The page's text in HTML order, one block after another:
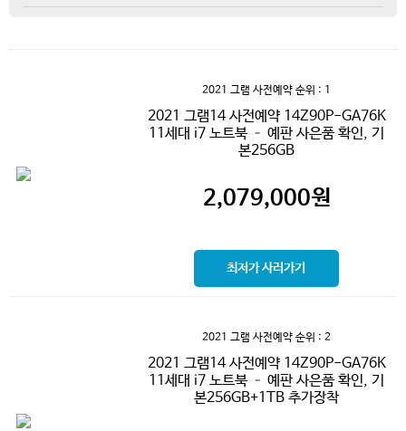
2021 그램 사전예약 순위 : 1
2021 그램14 사전예약 14Z90P-GA76K
11세대 i7 노트북 – 예판 사은품 확인, 기
본256GB
2,079,000원
최저가 사러가기
2021 그램 사전예약 순위 : 2
2021 그램14 사전예약 14Z90P-GA76K
11세대 i7 노트북 – 예판 사은품 확인, 기
본256GB+1TB 추가장착